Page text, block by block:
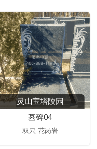
灵山宝塔陵园
墓碑04
双穴 花岗岩